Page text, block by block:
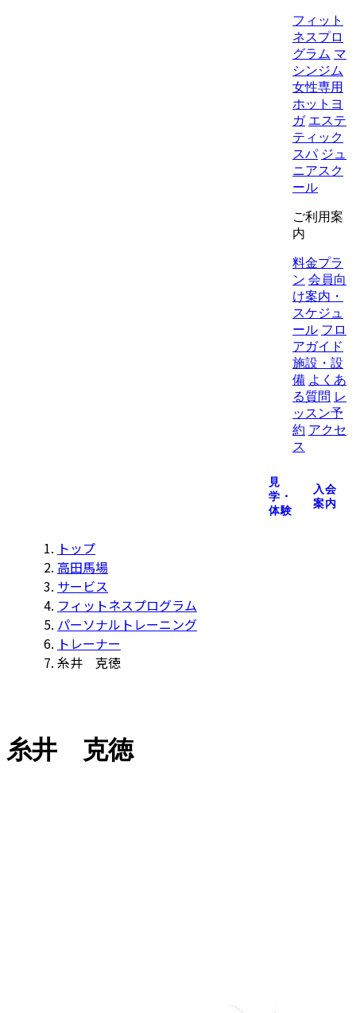
フィット
ネスプロ
グラム マ
シンジム
女性専用
ホットヨ
ガ エステ
ティック
スパ ジュ
ニアスク
ール
ご利用案
内
料金プラ
ン 会員向
け案内・
スケジュ
ール フロ
アガイド
施設・設
備 よくあ
る質問 レ
ッスン予
約 アクセ
ス
見
学・
体験
入会
案内
トップ
高田馬場
サービス
フィットネスプログラム
パーソナルトレーニング
トレーナー
糸井 克徳
糸井 克徳